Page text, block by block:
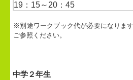
19：15～20：45
※別途ワークブック代が必要になりま
ご参照ください。
中学２年生